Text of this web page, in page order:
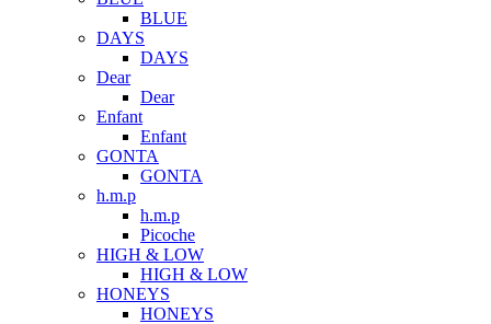
BLUE
DAYS
DAYS
Dear
Dear
Enfant
Enfant
GONTA
GONTA
h.m.p
h.m.p
Picoche
HIGH & LOW
HIGH & LOW
HONEYS
HONEYS